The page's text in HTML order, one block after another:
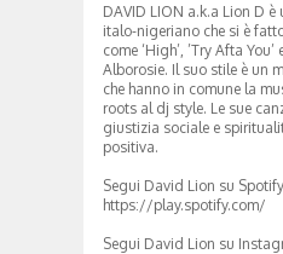
DAVID LION a.k.a Lion D
italo-nigeriano che si è
come ‘High’, ’Try Afta
Alborosie. Il suo stile è un
che hanno in comune la
roots al dj style. Le sue
giustizia sociale e
positiva.
Segui David Lion su Spotify
https://play.spotify.com/
Segui David Lion su